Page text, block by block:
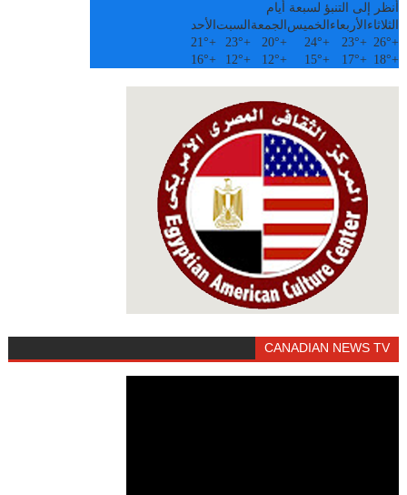
أنظر إلى التنبؤ لسبعة أيام
الثلاثاء الأربعاء الخميس الجمعة السبت الأحد
+
26°
+
23°
+
24°
+
20°
+
23°
+
21°
+
18°
+
17°
+
15°
+
12°
+
12°
+
16°
CANADIAN NEWS TV